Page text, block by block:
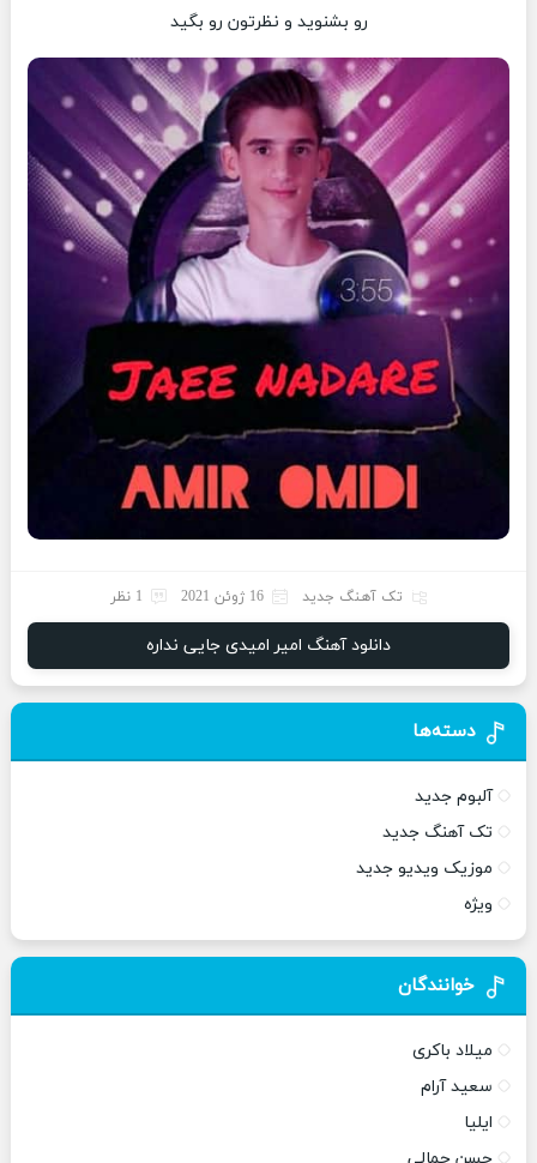
رو بشنوید و نظرتون رو بگید
تک آهنگ جدید 16 ژوئن 2021 1 نظر
دانلود آهنگ امیر امیدی جایی نداره
دسته‌ها
آلبوم جدید
تک آهنگ جدید
موزیک ویدیو جدید
ویژه
خوانندگان
میلاد باکری
سعید آرام
ایلیا